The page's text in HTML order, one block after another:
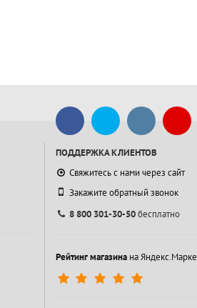
ПОДДЕРЖКА КЛИЕНТОВ
Свяжитесь с нами через сайт
Закажите обратный звонок
8 800 301-30-50бесплатно
Рейтинг магазинана